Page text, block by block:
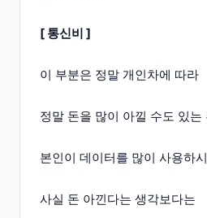
[ 통신비 ]
이 부분은 정말 개인차에 따라
정말 돈을 많이 아낄 수도 있는
본인이 데이터를 많이 사용하
사실 돈 아낀다는 생각보다는